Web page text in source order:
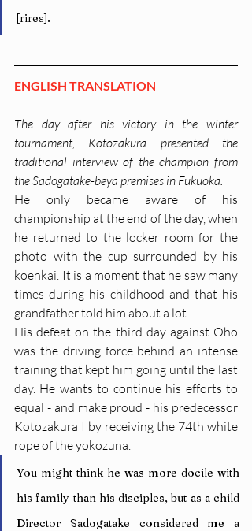
[rires].
ENGLISH TRANSLATION
The day after his victory in the winter
tournament, Kotozakura presented the
traditional interview of the champion from
the Sadogatake-beya premises in Fukuoka.
He only became aware of his
championship at the end of the day, when
he returned to the locker room for the
photo with the cup surrounded by his
koenkai. It is a moment that he saw many
times during his childhood and that his
grandfather told him about a lot.
His defeat on the third day against Oho
was the driving force behind an intense
training that kept him going until the last
day. He wants to continue his efforts to
equal - and make proud - his predecessor
Kotozakura I by receiving the 74th white
rope of the yokozuna.
You might think he was more docile with
his family than his disciples, but as a child
Director Sadogatake considered me a